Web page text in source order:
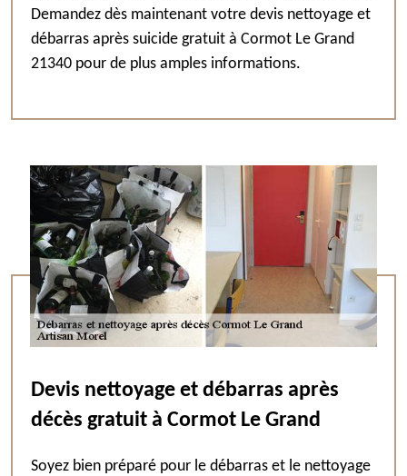
Demandez dès maintenant votre devis nettoyage et
débarras après suicide gratuit à Cormot Le Grand
21340 pour de plus amples informations.
Devis nettoyage et débarras après
décès gratuit à Cormot Le Grand
Soyez bien préparé pour le débarras et le nettoyage